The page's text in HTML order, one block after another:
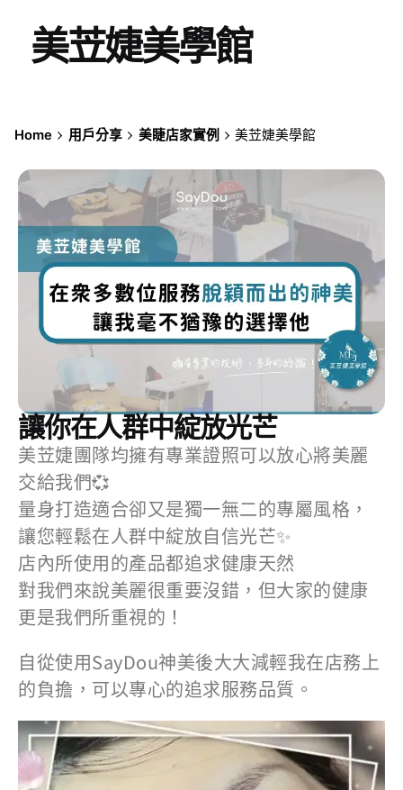
美苙婕美學館
Home 用戶分享 美睫店家實例 美苙婕美學館
讓你在人群中綻放光芒
美苙婕團隊均擁有專業證照可以放心將美麗
交給我們💞
量身打造適合卻又是獨一無二的專屬風格，
讓您輕鬆在人群中綻放自信光芒✨
店內所使用的產品都追求健康天然
對我們來說美麗很重要沒錯，但大家的健康
更是我們所重視的！
自從使用SayDou神美後大大減輕我在店務上
的負擔，可以專心的追求服務品質。